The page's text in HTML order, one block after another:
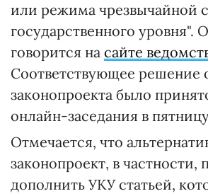
или режима чрезвычайной
государственного уровня".
говорится на сайте
Соответствующее решение
законопроекта было
онлайн-заседания в
Отмечается, что
законопроект, в частности,
дополнить УКУ статьей,